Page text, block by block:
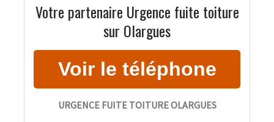
Votre partenaire Urgence fuite toiture
sur Olargues
URGENCE FUITE TOITURE OLARGUES